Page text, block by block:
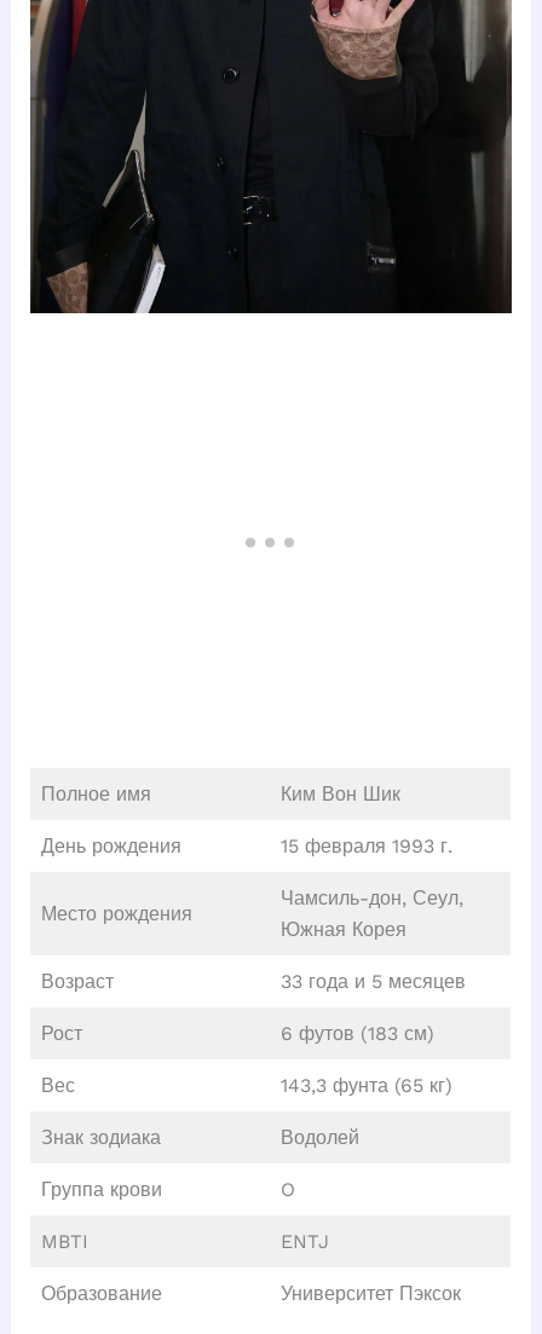
Полное имя Ким Вон Шик
День рождения 15 февраля 1993 г.
Место рождения
Чамсиль-дон, Сеул,
Южная Корея
Возраст 33 года и 5 месяцев
Рост 6 футов (183 см)
Вес 143,3 фунта (65 кг)
Знак зодиака Водолей
Группа крови O
MBTI ENTJ
Образование Университет Пэксок